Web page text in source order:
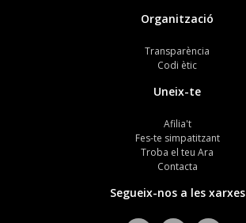
Organització
Transparència
Codi ètic
Uneix-te
Afilia't
Fes-te simpatitzant
Troba el teu Ara
Contacta
Segueix-nos a les xarxes